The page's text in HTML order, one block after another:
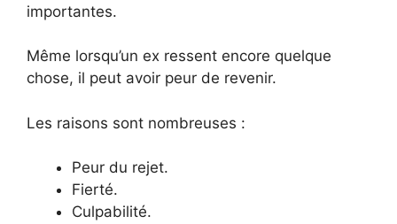
importantes.
Même lorsqu’un ex ressent encore quelque
chose, il peut avoir peur de revenir.
Les raisons sont nombreuses :
Peur du rejet.
Fierté.
Culpabilité.